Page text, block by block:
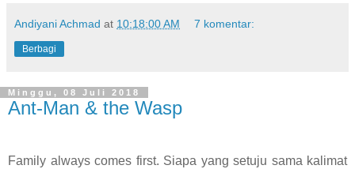
Andiyani Achmad at 10:18:00 AM 7 komentar:
Berbagi
Minggu, 08 Juli 2018
Ant-Man & the Wasp
Family always comes first. Siapa yang setuju sama kalimat